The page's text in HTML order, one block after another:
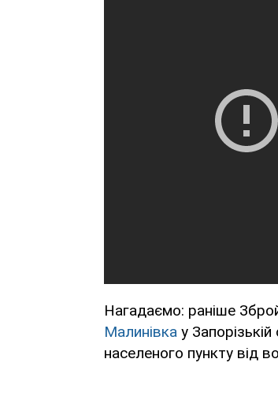
Нагадаємо: раніше
Малинівка у
населеного пункту від